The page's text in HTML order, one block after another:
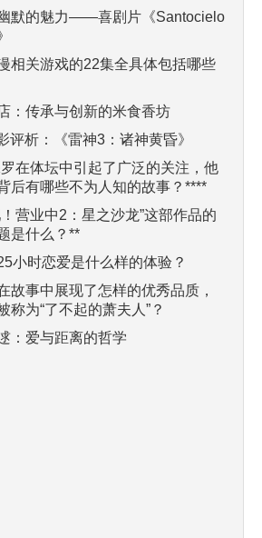
幽默的魅力——喜剧片《Santocielo
相关游戏的22集全具体包括哪些
：传承与创新的米食香坊
评析：《雷神3：诸神黄昏》
罗在体坛中引起了广泛的关注，他
后有哪些不为人知的故事？****
！营业中2：星之沙龙”这部作品的
是什么？**
小时恋爱是什么样的体验？
故事中展现了怎样的优秀品质，
称为“了不起的萧夫人”？
：爱与距离的哲学